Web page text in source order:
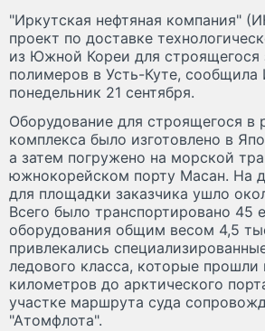
"Иркутская нефтяная компания"
проект по доставке
из Южной Кореи для строящегося
полимеров в Усть-Куте, сообщила
понедельник 21 сентября.
Оборудование для строящегося в
комплекса было изготовлено в
а затем погружено на морской
южнокорейском порту Масан. На
для площадки заказчика ушло
Всего было транспортировано 45
оборудования общим весом 4,5
привлекались
ледового класса, которые прошли
километров до арктического
участке маршрута суда
"Атомфлота".